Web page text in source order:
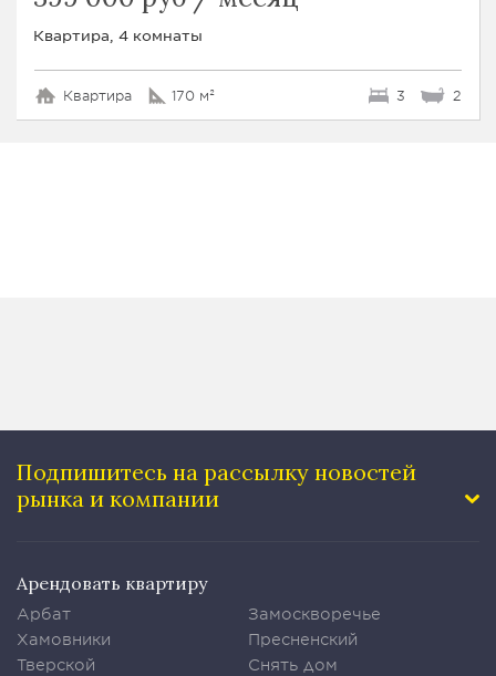
Квартира, 4 комнаты
Квартира 170 м² 3 2
Подпишитесь на рассылку новостей
рынка и компании
Арендовать квартиру
Арбат
Хамовники
Тверской
Замоскворечье
Пресненский
Снять дом